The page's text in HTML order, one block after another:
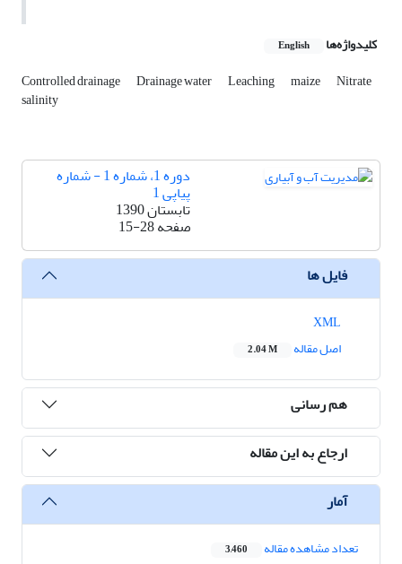
کلیدواژه‌ها English
Controlled drainage Drainage water Leaching maize Nitrate
salinity
دوره 1، شماره 1 - شماره
پیاپی 1
تابستان 1390
صفحه15-28
فایل ها
اصل مقاله
2.04 M
هم رسانی
ارجاع به این مقاله
آمار
تعداد مشاهده مقاله 3,460